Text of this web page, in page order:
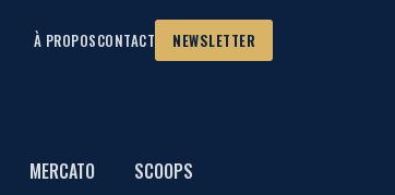
À PROPOSCONTACT NEWSLETTER
MERCATO SCOOPS